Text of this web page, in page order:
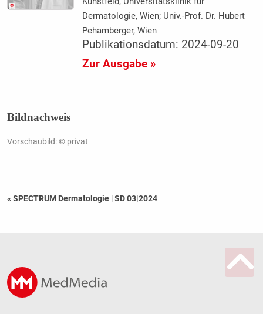
Dermatologie, Wien; Univ.-Prof. Dr. Hubert
Pehamberger, Wien
Publikationsdatum: 2024-09-20
Zur Ausgabe »
Bildnachweis
Vorschaubild: © privat
« SPECTRUM Dermatologie |SD 03|2024